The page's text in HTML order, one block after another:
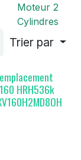
Moteur 2
Cylindres
Trier par
HRH536k